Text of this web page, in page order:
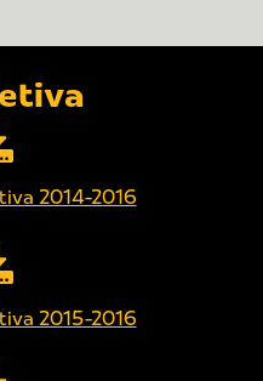
2014-2016
2015-2016